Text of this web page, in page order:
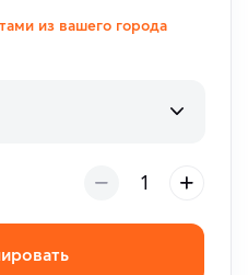
из вашего города